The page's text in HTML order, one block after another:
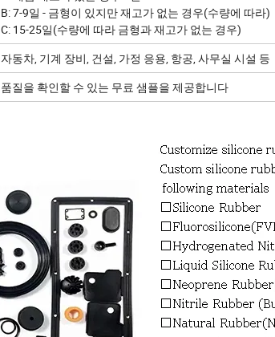
B: 7-9일 - 금형이 있지만 재고가 없는 경우(수량에 따라)
C: 15-25일(수량에 따라 금형과 재고가 없는 경우)
자동차, 기계 장비, 건설, 가정 응용, 항공, 사무실 시설 등
품질을 확인할 수 있는 무료 샘플을 제공합니다